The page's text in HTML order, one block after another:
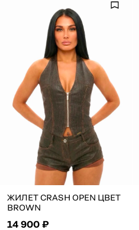
ЖИЛЕТ CRASH OPEN ЦВЕТ
BROWN
14 900 ₽